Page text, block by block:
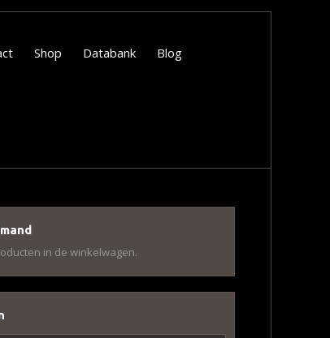
Shop Databank
Blog
in de winkelwagen.